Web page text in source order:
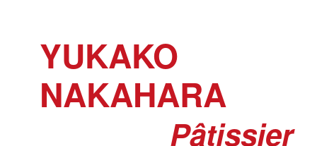
YUKAKO
NAKAHARA
________Pâtissier